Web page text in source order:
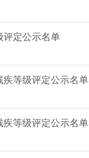
定公示名单
等级评定公示名单
等级评定公示名单